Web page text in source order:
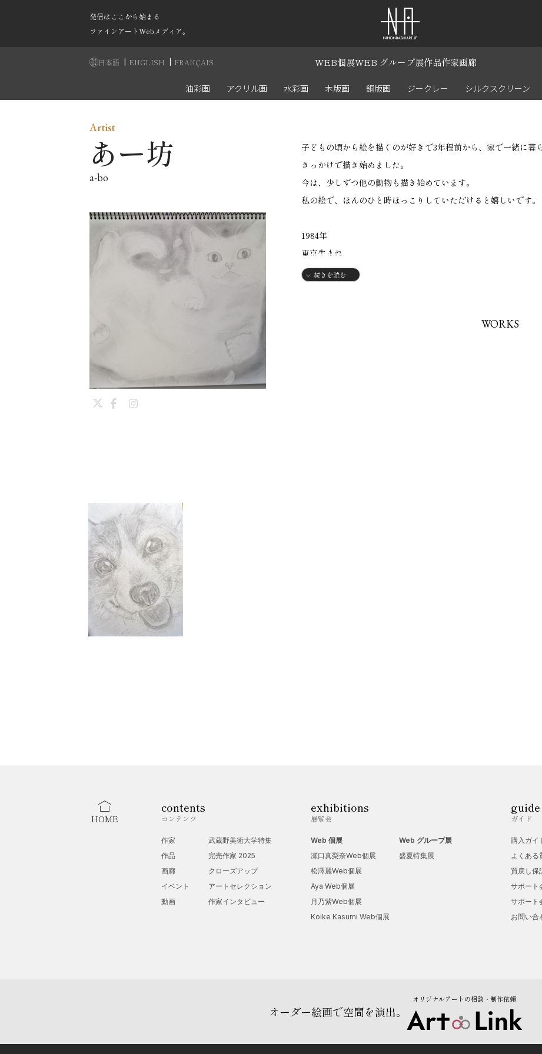
発信はここから始まる
ファインアートWebメディア。
日本語 | ENGLISH | FRANÇAIS WEB個展WEB グループ展作品作家画廊
油彩画 アクリル画 水彩画 木版画 銅版画 ジークレー シルクスクリーン
子どもの頃から絵を描くのが好きで3年程前から、家で一緒に
きっかけで描き始めました。
今は、少しずつ他の動物も描き始めています。
私の絵で、ほんのひと時ほっこりしていただけると嬉しいです。
1984年
東京生まれ
続きを読む
Artist
あー坊
a-bo
WORKS
HOME
contents
コンテンツ
作家
作品
画廊
イベント
動画
武蔵野美術大学特集
完売作家 2025
クローズアップ
アートセレクション
作家インタビュー
exhibitions
展覧会
Web 個展
瀬口真梨奈Web個展
松澤麗Web個展
Aya Web個展
月乃紫Web個展
Koike Kasumi Web個展
Web グループ展
盛夏特集展
guide
ガイド
購入ガイ
よくある
買戻し保
サポート
サポート
お問い合
オーダー絵画で空間を演出。
オリジナルアートの相談・制作依頼